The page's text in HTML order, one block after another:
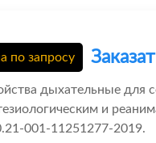
по запросу
дыхательные для
и
001-11251277-2019.